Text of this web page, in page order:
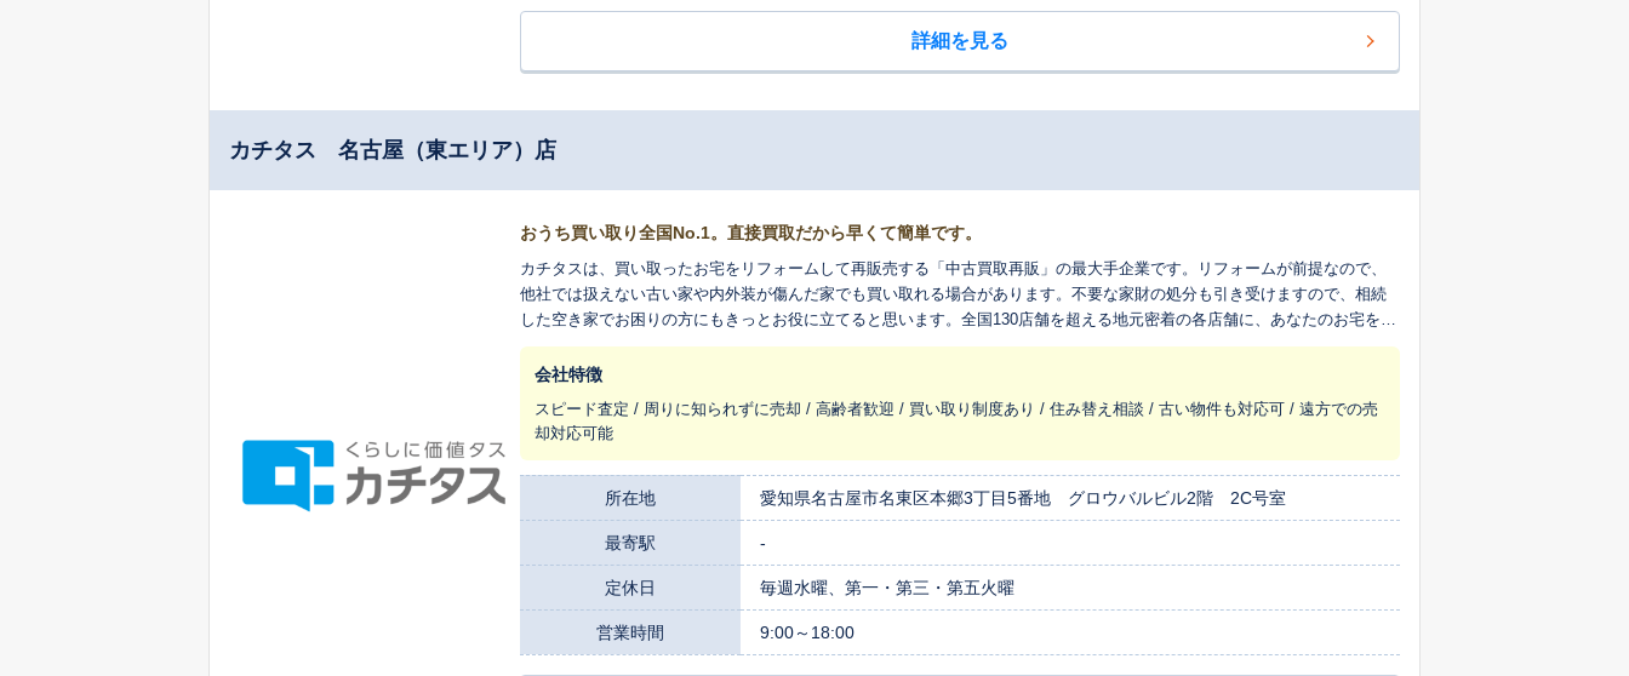
詳細を見る
カチタス 名古屋（東エリア）店
おうち買い取り全国No.1。直接買取だから早くて簡単です。
カチタスは、買い取ったお宅をリフォームして再販売する「中古買取再販」の最大手企業です。リフォームが前提なので、
他社では扱えない古い家や内外装が傷んだ家でも買い取れる場合があります。不要な家財の処分も引き受けますので、相続
した空き家でお困りの方にもきっとお役に立てると思います。全国130店舗を超える地元密着の各店舗に、あなたのお宅を生
まれ変わらせ、長く住みつなぐお手伝いをさせてください。
会社特徴
スピード査定 / 周りに知られずに売却 / 高齢者歓迎 / 買い取り制度あり / 住み替え相談 / 古い物件も対応可 / 遠方での売
却対応可能
所在地 愛知県名古屋市名東区本郷3丁目5番地 グロウバルビル2階 2C号室
最寄駅 -
定休日 毎週水曜、第一・第三・第五火曜
営業時間 9:00～18:00